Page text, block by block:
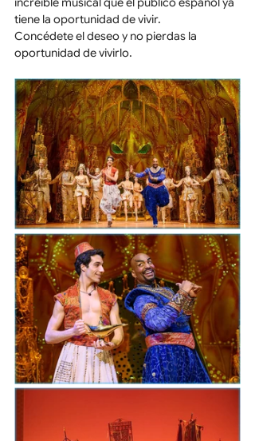
tiene la oportunidad de vivir.
Concédete el deseo y no pierdas la
oportunidad de vivirlo.